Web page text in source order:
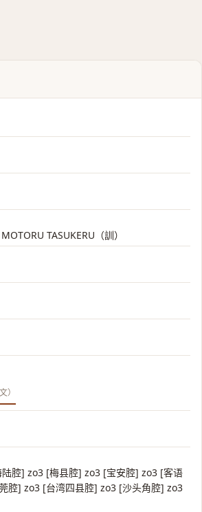
TASUKERU（訓）
）
腔] zo3 [梅县腔] zo3 [宝安腔] zo3 [客语
腔] zo3 [台湾四县腔] zo3 [沙头角腔] zo3